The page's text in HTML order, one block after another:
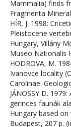
Mammalia) finds
Fragmenta
HÍR, J. 1998:
Pleistocene
Hungary, Villány
Museo Nationalis
HODROVA, M.
Ivanovce locality
Carolinae:
JÁNOSSY D.
gerinces faunák
Hungary based
Budapest, 207 p.